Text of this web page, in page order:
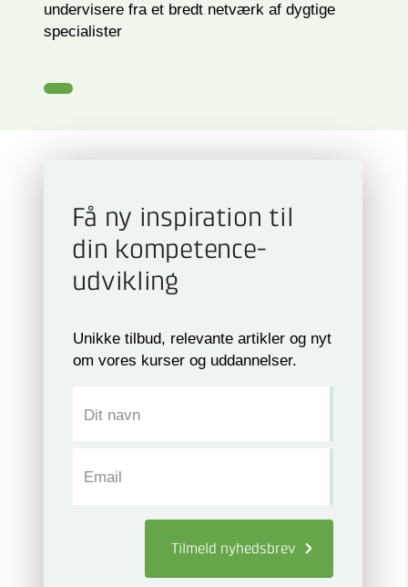
undervisere fra et bredt netværk af dygtige
specialister
Få ny inspiration til
din kompetence­
udvikling
Unikke tilbud, relevante artikler og nyt
om vores kurser og uddannelser.
Dit navn
Email
Tilmeld nyhedsbrev